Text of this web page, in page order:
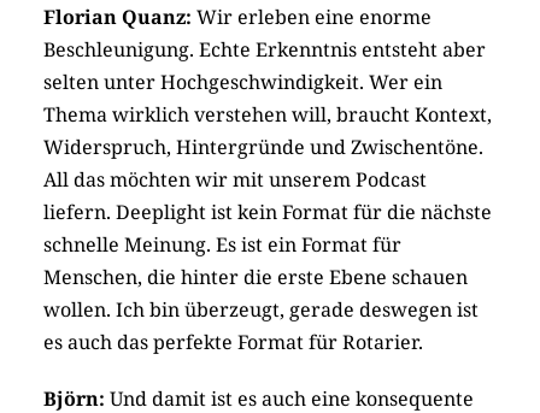
Florian Quanz: Wir erleben eine enorme
Beschleunigung. Echte Erkenntnis entsteht aber
selten unter Hochgeschwindigkeit. Wer ein
Thema wirklich verstehen will, braucht Kontext,
Widerspruch, Hintergründe und Zwischentöne.
All das möchten wir mit unserem Podcast
liefern. Deeplight ist kein Format für die nächste
schnelle Meinung. Es ist ein Format für
Menschen, die hinter die erste Ebene schauen
wollen. Ich bin überzeugt, gerade deswegen ist
es auch das perfekte Format für Rotarier.
Björn: Und damit ist es auch eine konsequente